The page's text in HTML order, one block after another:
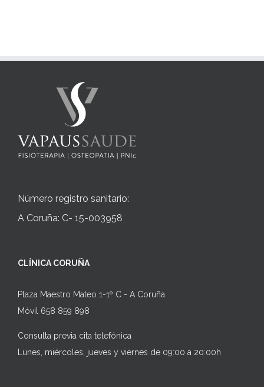
Número registro sanitario:
A Coruña: C- 15-003958
CLÍNICA CORUÑA
Plaza Maestro Mateo 1-1º C - A Coruña
Móvil 658 859 898
Consulta previa cita telefónica
Lunes, miércoles, jueves y viernes de 09:00 a 20:00h